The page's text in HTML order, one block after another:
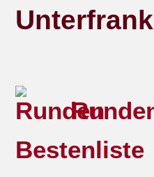
Bestenliste